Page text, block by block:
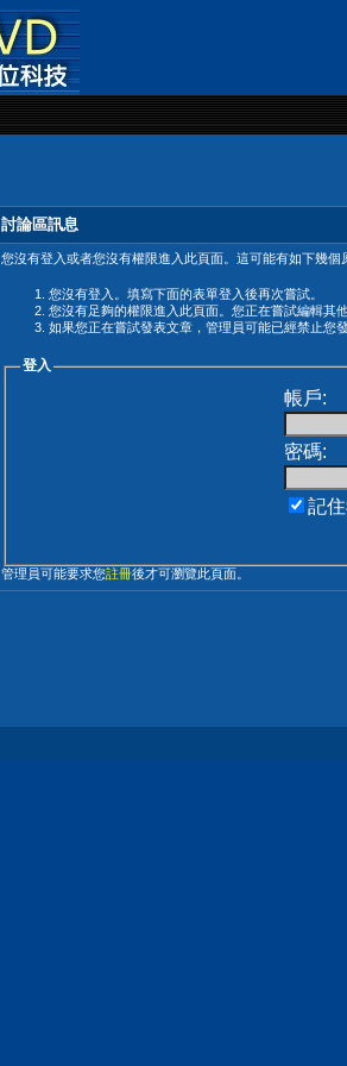
討論區訊息
您沒有登入或者您沒有權限進入此頁面。這可能有如下幾個
您沒有登入。填寫下面的表單登入後再次嘗試。
您沒有足夠的權限進入此頁面。您正在嘗試編輯其
如果您正在嘗試發表文章，管理員可能已經禁止您
登入
帳戶:
密碼:
記
管理員可能要求您註冊後才可瀏覽此頁面。